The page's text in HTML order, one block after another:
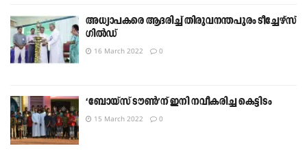
അധ്യാപകരെ ആദരിച്ച് തിരുവനന്തപുരം ടീച്ചേഴ്സ്
ഗിൽഡ്
16 March 2022 0
‘ബോയ്സ് ടൗൺ’ന് ഇനി നവീകരിച്ച കെട്ടിടം
15 March 2022 0